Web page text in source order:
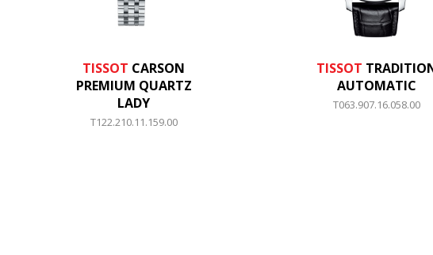
TISSOT CARSON
PREMIUM QUARTZ
LADY
T122.210.11.159.00
TISSOT
AUTOMATIC
T063.907.16.058.00